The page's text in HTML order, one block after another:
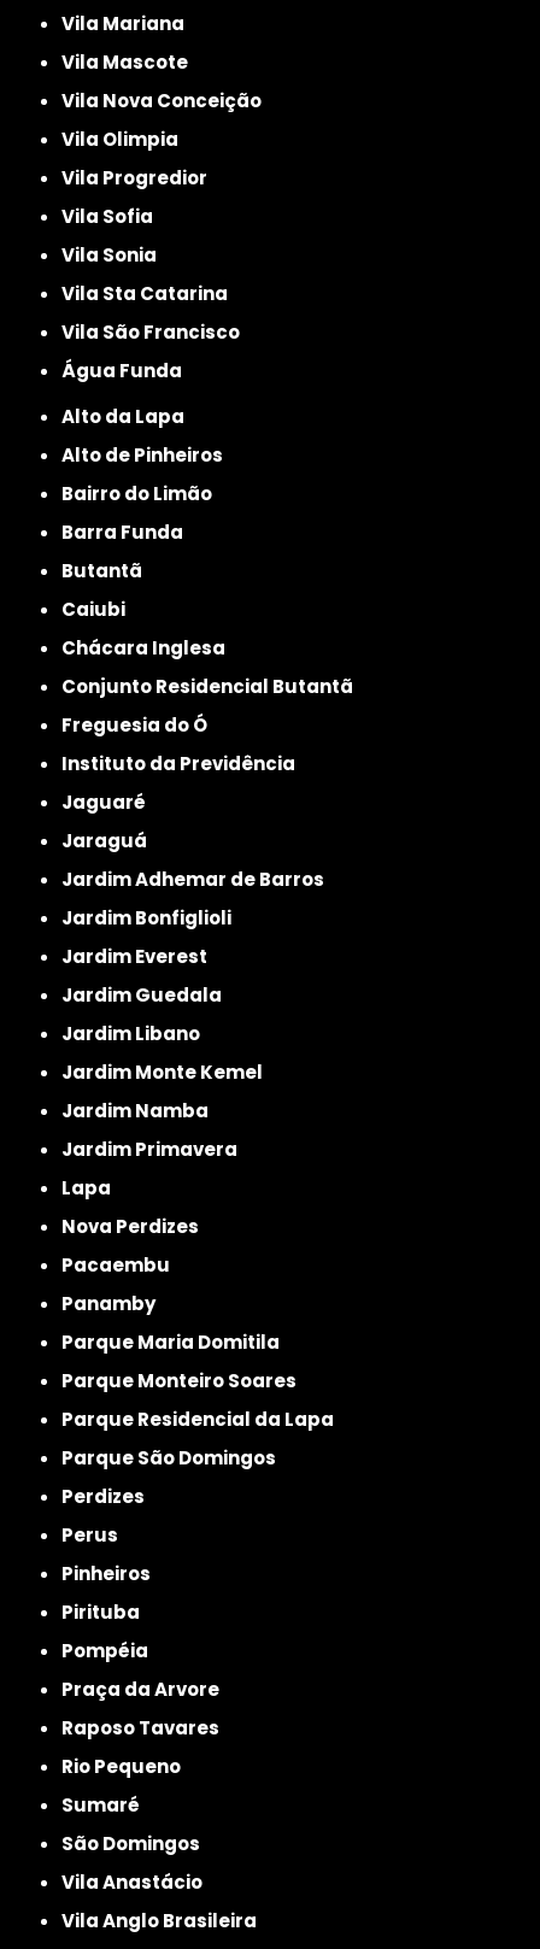
Vila Mariana
Vila Mascote
Vila Nova Conceição
Vila Olimpia
Vila Progredior
Vila Sofia
Vila Sonia
Vila Sta Catarina
Vila São Francisco
Água Funda
Alto da Lapa
Alto de Pinheiros
Bairro do Limão
Barra Funda
Butantã
Caiubi
Chácara Inglesa
Conjunto Residencial Butantã
Freguesia do Ó
Instituto da Previdência
Jaguaré
Jaraguá
Jardim Adhemar de Barros
Jardim Bonfiglioli
Jardim Everest
Jardim Guedala
Jardim Libano
Jardim Monte Kemel
Jardim Namba
Jardim Primavera
Lapa
Nova Perdizes
Pacaembu
Panamby
Parque Maria Domitila
Parque Monteiro Soares
Parque Residencial da Lapa
Parque São Domingos
Perdizes
Perus
Pinheiros
Pirituba
Pompéia
Praça da Arvore
Raposo Tavares
Rio Pequeno
Sumaré
São Domingos
Vila Anastácio
Vila Anglo Brasileira